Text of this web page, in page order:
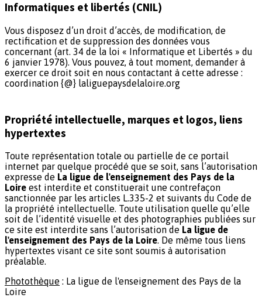
Informatiques et libertés (CNIL)
Vous disposez d’un droit d’accès, de modification, de
rectification et de suppression des données vous
concernant (art. 34 de la loi « Informatique et Libertés » du
6 janvier 1978). Vous pouvez, à tout moment, demander à
exercer ce droit soit en nous contactant à cette adresse :
coordination {@} laliguepaysdelaloire.org
Propriété intellectuelle, marques et logos, liens
hypertextes
Toute représentation totale ou partielle de ce portail
internet par quelque procédé que se soit, sans l’autorisation
expresse de La ligue de l'enseignement des Pays de la
Loire est interdite et constituerait une contrefaçon
sanctionnée par les articles L.335-2 et suivants du Code de
la propriété intellectuelle. Toute utilisation quelle qu’elle
soit de l’identité visuelle et des photographies publiées sur
ce site est interdite sans l’autorisation de La ligue de
l'enseignement des Pays de la Loire. De même tous liens
hypertextes visant ce site sont soumis à autorisation
préalable.
Photothèque : La ligue de l'enseignement des Pays de la
Loire